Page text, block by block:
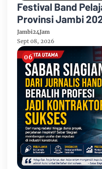
Festival Band
Provinsi Jambi
Taman Banjuran
Band Raih Juara 2
Jambi24Jam
Sept 08, 2026